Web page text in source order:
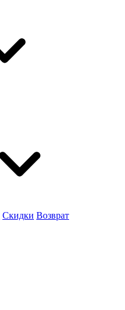
Скидки Возврат